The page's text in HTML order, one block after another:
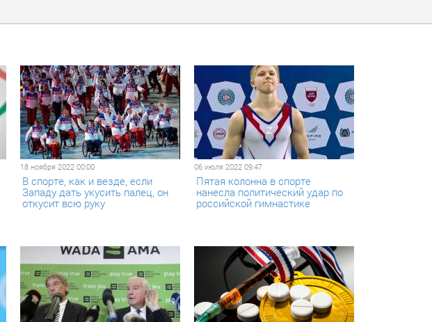
18 ноября 2022 00:00
В спорте, как и везде, если
Западу дать укусить палец, он
откусит всю руку
06 июля 2022 09:47
Пятая колонна в спорте
нанесла политический удар по
российской гимнастике